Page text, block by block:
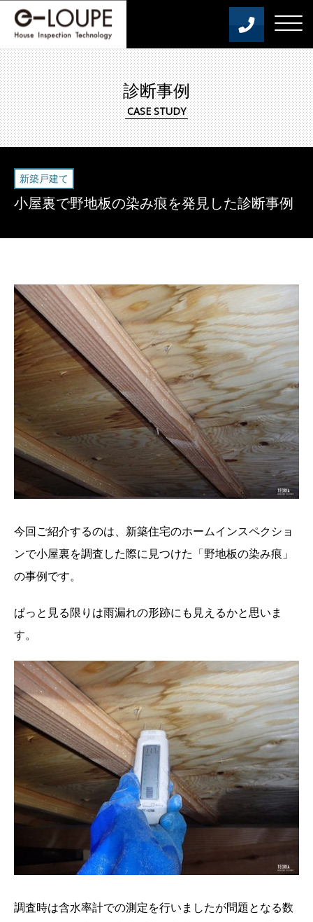
診断事例
新築戸建て
小屋裏で野地板の染み痕を発見した診断事例
今回ご紹介するのは、新築住宅のホームインスペクショ
ンで小屋裏を調査した際に見つけた「野地板の染み痕」
の事例です。
ぱっと見る限りは雨漏れの形跡にも見えるかと思いま
す。
調査時は含水率計での測定を行いましたが問題となる数